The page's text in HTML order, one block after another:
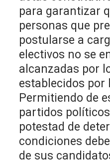
para garantizar
personas que
postularse a
electivos no se
alcanzadas por
establecidos por
Permitiendo de
partidos
potestad de
condiciones
de sus